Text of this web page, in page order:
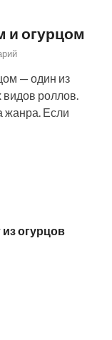
и огурцом
— один из
роллов.
жанра. Если
огурцов